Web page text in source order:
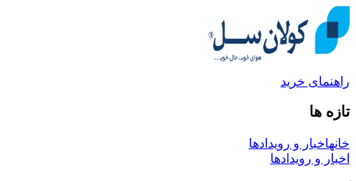
راهنمای خرید
تازه ها
خانهاخبار و رویدادها
اخبار و رویدادها